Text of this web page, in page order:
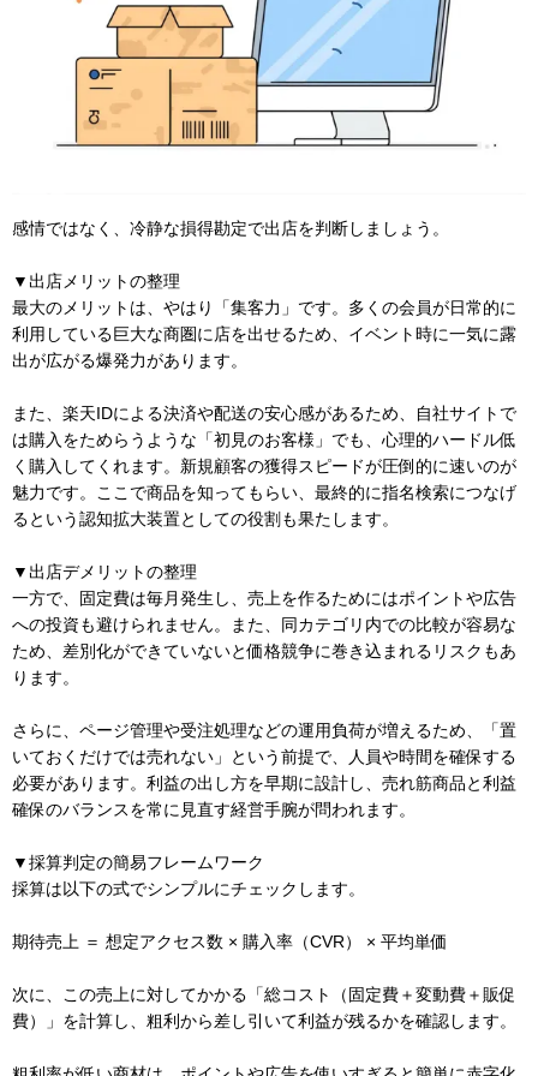
感情ではなく、冷静な損得勘定で出店を判断しましょう。
▼出店メリットの整理
最大のメリットは、やはり「集客力」です。多くの会員が日常的に
利用している巨大な商圏に店を出せるため、イベント時に一気に露
出が広がる爆発力があります。
また、楽天IDによる決済や配送の安心感があるため、自社サイトで
は購入をためらうような「初見のお客様」でも、心理的ハードル低
く購入してくれます。新規顧客の獲得スピードが圧倒的に速いのが
魅力です。ここで商品を知ってもらい、最終的に指名検索につなげ
るという認知拡大装置としての役割も果たします。
▼出店デメリットの整理
一方で、固定費は毎月発生し、売上を作るためにはポイントや広告
への投資も避けられません。また、同カテゴリ内での比較が容易な
ため、差別化ができていないと価格競争に巻き込まれるリスクもあ
ります。
さらに、ページ管理や受注処理などの運用負荷が増えるため、「置
いておくだけでは売れない」という前提で、人員や時間を確保する
必要があります。利益の出し方を早期に設計し、売れ筋商品と利益
確保のバランスを常に見直す経営手腕が問われます。
▼採算判定の簡易フレームワーク
採算は以下の式でシンプルにチェックします。
期待売上 ＝ 想定アクセス数 × 購入率（CVR） × 平均単価
次に、この売上に対してかかる「総コスト（固定費＋変動費＋販促
費）」を計算し、粗利から差し引いて利益が残るかを確認します。